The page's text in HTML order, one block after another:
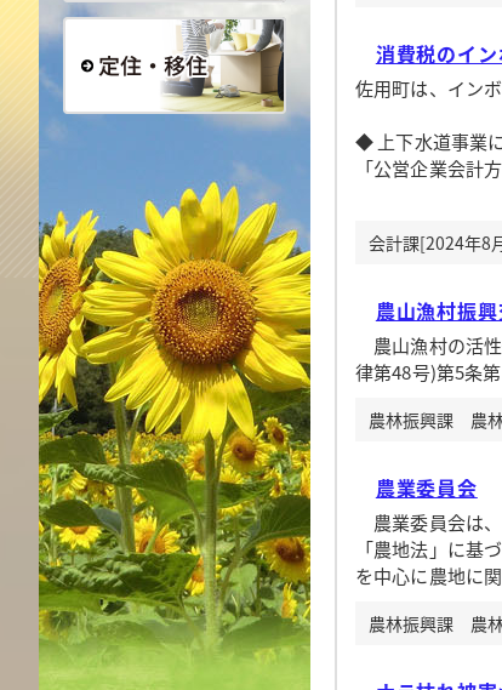
定住・移住
消費税のイ
佐用町は、イン
◆ 上下水道事業
「公営企業会計
〔問い合わ
会計課[2024年8
農山漁村振
農山漁村の活
律第48号)第5条
農林振興課 農
農業委員会
農業委員会は
「農地法」に基
を中心に農地に
農林振興課 農